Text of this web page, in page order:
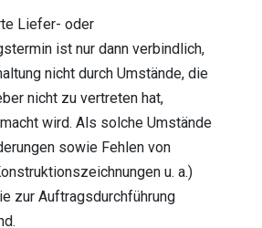
Liefer- oder
ist nur dann verbindlich,
nicht durch Umstände, die
nicht zu vertreten hat,
wird. Als solche Umstände
sowie Fehlen von
u. a.)
zur Auftragsdurchführung